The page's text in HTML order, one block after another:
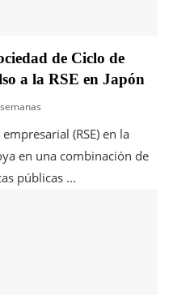
de Ciclo de
a la RSE en Japón
(RSE) en la
en una combinación de
públicas ...